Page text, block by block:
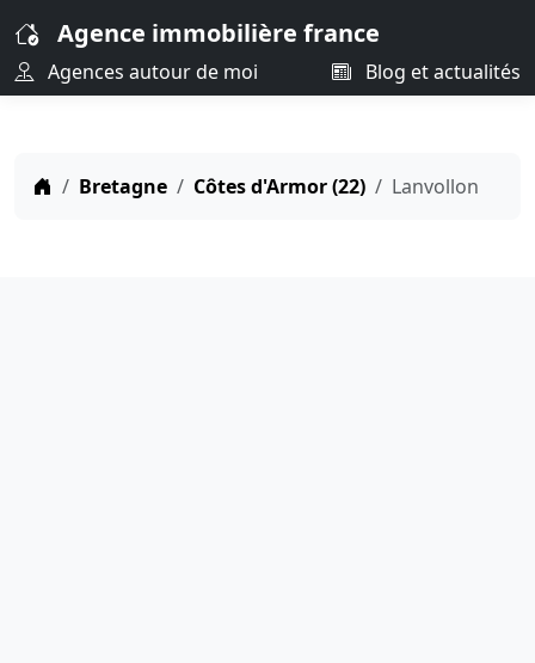
Agence immobilière france
Agences autour de moi Blog et actualités
Bretagne Côtes d'Armor (22) Lanvollon